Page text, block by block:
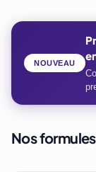
NOUVEAU
Nos formules